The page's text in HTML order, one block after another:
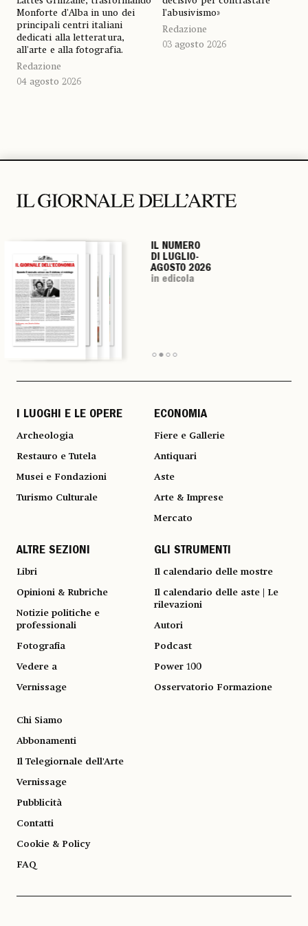
Monforte d'Alba in uno dei
principali centri italiani
dedicati alla letteratura,
all'arte e alla fotografia.
Redazione
04 agosto 2026
l’abusivismo»
Redazione
03 agosto 2026
IL NUMERO
DI LUGLIO-
AGOSTO 2026
in edicola
IL NUMERO
DI LUGLIO-
AGOSTO 2026
in edicola
IL NUMERO
DI LUGLIO-
AGOSTO 2026
in edicola
IL NUMERO
DI LUGLIO-
AGOSTO 2026
in edicola
I LUOGHI E LE OPERE
Archeologia
Restauro e Tutela
Musei e Fondazioni
Turismo Culturale
ECONOMIA
Fiere e Gallerie
Antiquari
Aste
Arte & Imprese
Mercato
ALTRE SEZIONI
Libri
Opinioni & Rubriche
Notizie politiche e
professionali
Fotografia
Vedere a
Vernissage
GLI STRUMENTI
Il calendario delle mostre
Il calendario delle aste | Le
rilevazioni
Autori
Podcast
Power 100
Osservatorio Formazione
Chi Siamo
Abbonamenti
Il Telegiornale dell'Arte
Vernissage
Pubblicità
Contatti
Cookie & Policy
FAQ